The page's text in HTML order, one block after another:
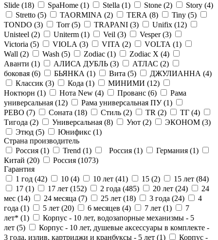
Slide (18) SpaHome (1) Stella (1) Stone (2) Story (4)
Stretto (5) TAORMINA (2) TERA (8) Tiny (5)
TONDO (3) Torr (5) TRAPANI (3) Unifix (12)
Unisteel (2) Uniterm (1) Veil (3) Vesper (3)
Victoria (5) VIOLA (3) VITA (2) VOLTA (1)
Wall (2) Wash (5) Zodiac (1) Zodiac X (4)
Аванти (1) АЛИСА ДУБЛЬ (3) АТЛАС (2)
боковая (6) БЬЯНКА (1) Вита (5) ДЖУЛИАННА (4)
Классик (3) Кода (1) МИНИМИ (12)
Ноктюрн (1) Нота New (4) Прованс (6)
Рама
универсальная (12) Рама универсальная ПУ (1)
РЕВО (7) Соната (18) Стиль (2) ТR (2) ТГ (4)
Тигода (2) Универсальная (8) Уют (2) ЭКОНОМ (3)
Этюд (5) Юнификс (1)
Страна производитель
Россия (1) Trend (1) Россия (1) Германия (1)
Китай (20) Россия (1073)
Гарантия
1 год (42) 10 (4) 10 лет (41) 15 (2) 15 лет (84)
17 (1) 17 лет (152) 2 года (485) 20 лет (24)
24
мес (14) 24 месяца (7) 25 лет (18) 3 года (24)
4
года (1) 5 лет (20) 6 месяцев (4) 7 лет (1)
7
лет* (1)
Корпус - 10 лет, водозапорные механизмы - 5
лет (5)
Корпус - 10 лет, душевые аксессуары в комплекте -
3 года, излив, картриджи и кранбуксы - 5 лет (1) Корпус -